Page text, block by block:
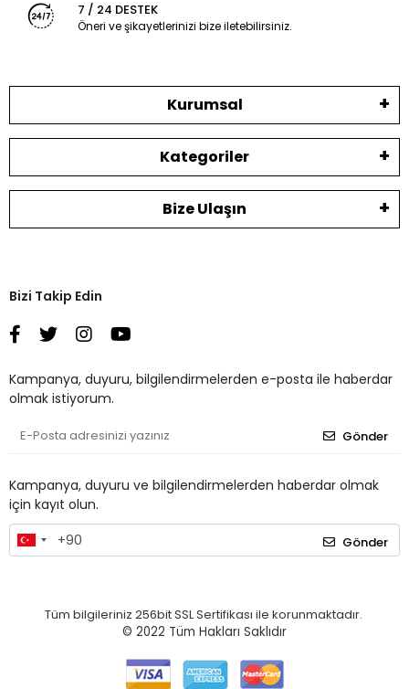
7 / 24 DESTEK
Öneri ve şikayetlerinizi bize iletebilirsiniz.
Kurumsal
Kategoriler
Bize Ulaşın
Bizi Takip Edin
Kampanya, duyuru, bilgilendirmelerden e-posta ile haberdar
olmak istiyorum.
Gönder
Kampanya, duyuru ve bilgilendirmelerden haberdar olmak
için kayıt olun.
Gönder
Tüm bilgileriniz 256bit SSL Sertifikası ile korunmaktadır.
© 2022 Tüm Hakları Saklıdır